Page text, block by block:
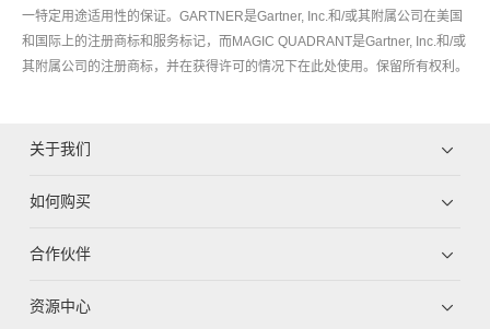
一特定用途适用性的保证。GARTNER是Gartner, Inc.和/或其附属公司在美国
和国际上的注册商标和服务标记，而MAGIC QUADRANT是Gartner, Inc.和/或
其附属公司的注册商标，并在获得许可的情况下在此处使用。保留所有权利。
关于我们
如何购买
合作伙伴
资源中心